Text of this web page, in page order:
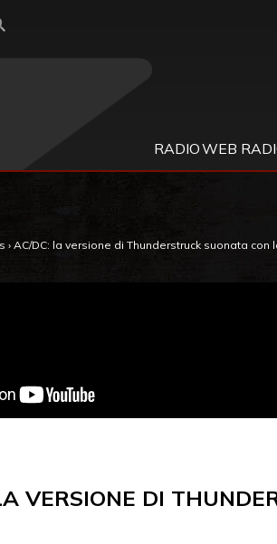
RADIOWEB
› AC/DC: la versione di Thunderstruck suonata
VERSIONE DI